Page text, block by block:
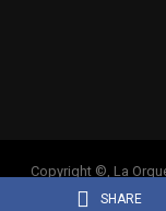
SHARE
Copyright ©, La